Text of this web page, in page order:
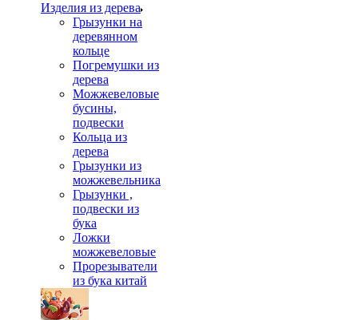
Изделия из дерева
Грызунки на
деревянном
кольце
Погремушки из
дерева
Можжевеловые
бусины,
подвески
Кольца из
дерева
Грызунки из
можжевельника
Грызунки ,
подвески из
бука
Ложки
можжевеловые
Прорезыватели
из бука китай